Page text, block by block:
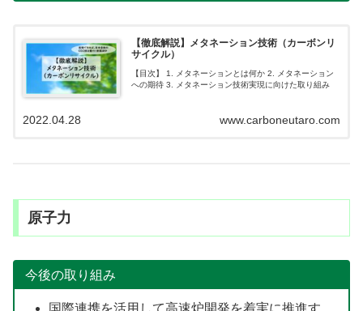
【徹底解説】メタネーション技術（カーボンリ
サイクル）
【目次】 1. メタネーションとは何か 2. メタネーション
への期待 3. メタネーション技術実現に向けた取り組み
www.carboneutaro.com
2022.04.28
原子力
今後の取り組み
国際連携を活用して高速炉開発を着実に推進す